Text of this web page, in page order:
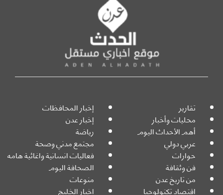
تقارير إخبار المحافظات
محليات وأخبار إخبار عدن
أهم الأحداث اليوم رياضة
عربي دولي مجتمع مدني وصحة
حوارات فعاليات انسانية واغاثية هامه
فن وثقافة الصحافة اليوم
من تاريخ عدن منوعات
اقتصاد تكنولوجيا اخبار الخليج